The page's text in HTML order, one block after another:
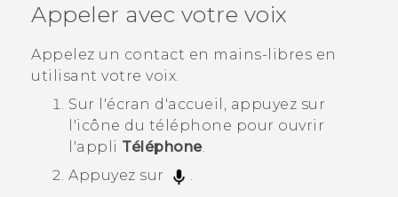
ASSISTANCE
Appareils HTC & Accessoires
Connexion
Appeler avec votre voix
Appelez un contact en mains-libres en
utilisant votre voix.
Sur l'écran d'accueil , appuyez sur
l'icône du téléphone pour ouvrir
l'appli Téléphone.
Appuyez sur
.